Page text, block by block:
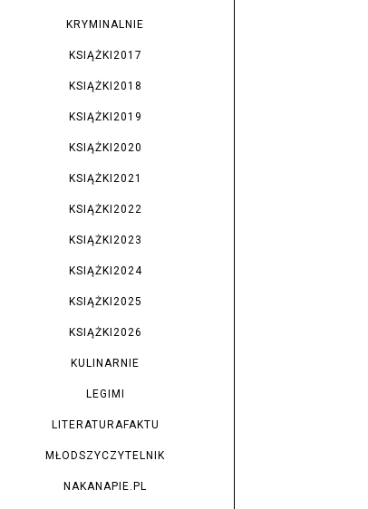
KRYMINALNIE
KSIĄŻKI2017
KSIĄŻKI2018
KSIĄŻKI2019
KSIĄŻKI2020
KSIĄŻKI2021
KSIĄŻKI2022
KSIĄŻKI2023
KSIĄŻKI2024
KSIĄŻKI2025
KSIĄŻKI2026
KULINARNIE
LEGIMI
LITERATURAFAKTU
MŁODSZYCZYTELNIK
NAKANAPIE.PL